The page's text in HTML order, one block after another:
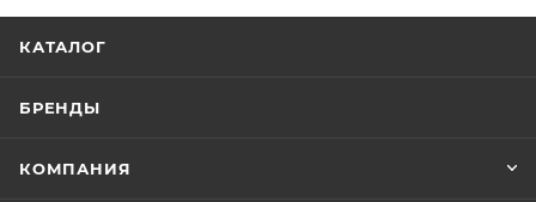
Тип заднего тормоза ножной
Количество звезд в кассете 1
КАТАЛОГ
БРЕНДЫ
КОМПАНИЯ